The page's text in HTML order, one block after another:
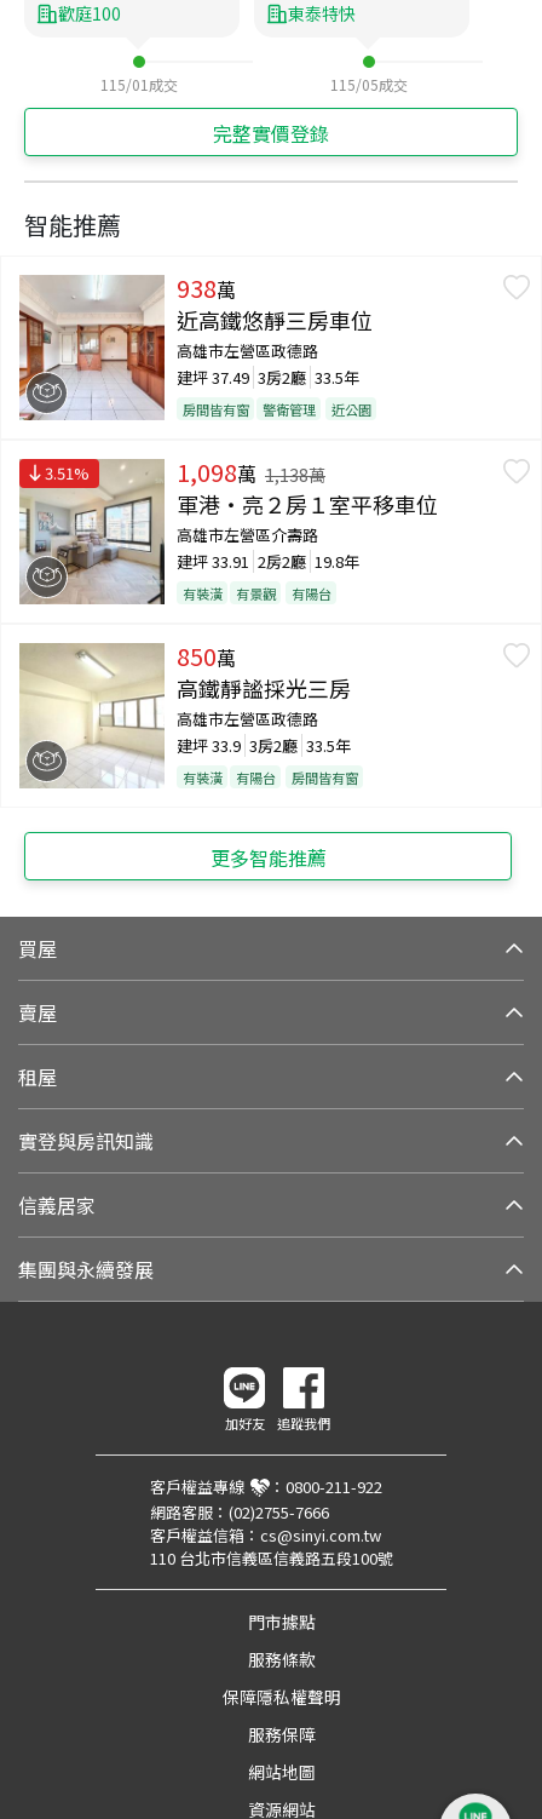
歡庭100
115/01 成交
東泰特快
115/05成交
完整實價登錄
智能推薦
938萬
近高鐵悠靜三房車位
高雄市左營區政德路
建坪37.49 3房2廳 33.5年
房間皆有窗 警衛管理 近公園
3.51% 1,098萬 1,138萬
軍港‧亮２房１室平移車位
高雄市左營區介壽路
建坪33.91 2房2廳 19.8年
有裝潢 有景觀 有陽台
850萬
高鐵靜謐採光三房
高雄市左營區政德路
建坪33.9 3房2廳 33.5年
有裝潢 有陽台 房間皆有窗
更多智能推薦
買屋
賣屋
租屋
實登與房訊知識
信義居家
集團與永續發展
加好友 追蹤我們
客戶權益專線 ： 0800-211-922
網路客服： (02)2755-7666
客戶權益信箱： cs@sinyi.com.tw
110 台北市信義區信義路五段100號
門市據點
服務條款
保障隱私權聲明
服務保障
網站地圖
資源網站